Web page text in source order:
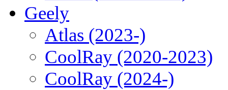
Geely
Atlas (2023-)
CoolRay (2020-2023)
CoolRay (2024-)